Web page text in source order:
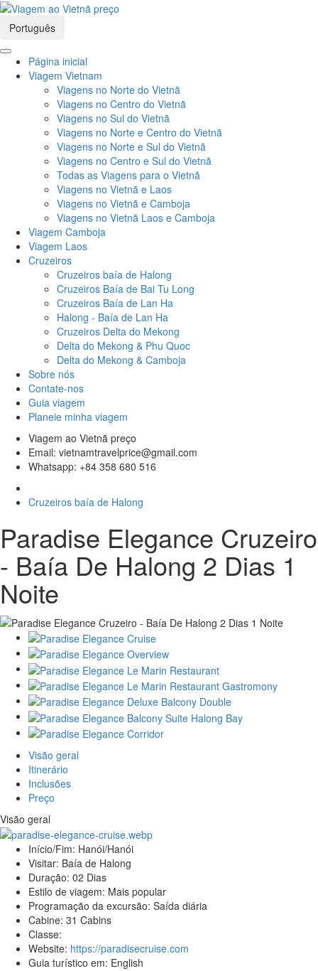
Português
Página inicial
Viagem Vietnam
Viagens no Norte do Vietnã
Viagens no Centro do Vietnã
Viagens no Sul do Vietnã
Viagens no Norte e Centro do Vietnã
Viagens no Norte e Sul do Vietnã
Viagens no Centro e Sul do Vietnã
Todas as Viagens para o Vietnã
Viagens no Vietnã e Laos
Viagens no Vietnã e Camboja
Viagens no Vietnã Laos e Camboja
Viagem Camboja
Viagem Laos
Cruzeiros
Cruzeiros baía de Halong
Cruzeiros Baía de Bai Tu Long
Cruzeiros Baía de Lan Ha
Halong - Baía de Lan Ha
Cruzeiros Delta do Mekong
Delta do Mekong & Phu Quoc
Delta do Mekong & Camboja
Sobre nós
Contate-nos
Guia viagem
Planeie minha viagem
Viagem ao Vietnã preço
Email: vietnamtravelprice@gmail.com
Whatsapp: +84 358 680 516
Cruzeiros baía de Halong
Paradise Elegance Cruzeiro
- Baía De Halong 2 Dias 1
Noite
Visão geral
Itinerário
Inclusões
Preço
Visão geral
Início/Fim: Hanói/Hanói
Visitar: Baía de Halong
Duração: 02 Dias
Estilo de viagem: Mais popular
Programação da excursão: Saída diária
Cabine: 31 Cabins
Classe:
Website: https://paradisecruise.com
Guia turístico em: English